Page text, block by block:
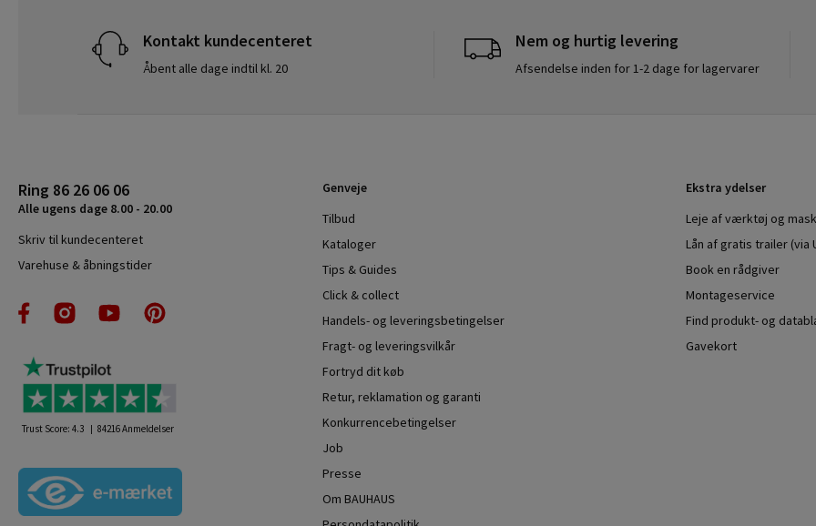
Kontakt kundecenteret
Åbent alle dage indtil kl. 20
Nem og hurtig levering
Afsendelse inden for 1-2 dage for lagervarer
Ring 86 26 06 06
Alle ugens dage 8.00 - 20.00
Skriv til kundecenteret
Varehuse & åbningstider
Trust Score: 4.3 84216Anmeldelser
Genveje
Tilbud
Kataloger
Tips & Guides
Click & collect
Handels- og leveringsbetingelser
Fragt- og leveringsvilkår
Fortryd dit køb
Retur, reklamation og garanti
Konkurrencebetingelser
Job
Presse
Om BAUHAUS
Ekstra ydelser
Leje af værktøj og
Lån af gratis trailer (via
Book en rådgiver
Montageservice
Find produkt- og
Gavekort